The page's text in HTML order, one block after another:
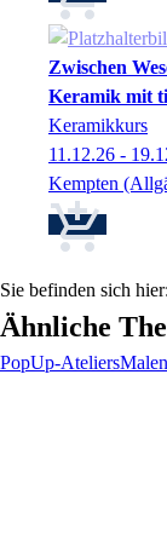
Zwischen
Keramik mit
Keramikkurs
11.12.26 -
Kempten
Ähnliche
PopUp-Ateliers